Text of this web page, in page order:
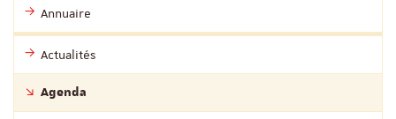
Annuaire
Actualités
Agenda